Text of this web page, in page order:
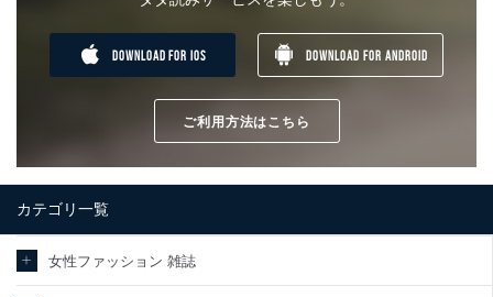
等を導入し、自動更新 機能等の活用により、これを最新状態
としています。
情報システムの使用に伴う漏洩等の防止
メール等により個人データの含まれるファイルを送信する場合
当社は、内部監査及びマネジメントレビューの機会を通じて、個人
情報保護マネジメントシステムを継続的に改善し、常に最良の状態
を維持します。
苦情及び相談受付け窓口
DOWNLOAD FOR IOS DOWNLOAD FOR ANDROID
ご利用方法はこちら
カテゴリ一覧
女性ファッション 雑誌